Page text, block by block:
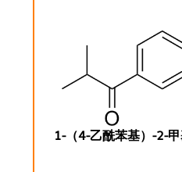
1-（4-乙酰苯基）-2-